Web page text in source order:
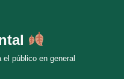
público en general